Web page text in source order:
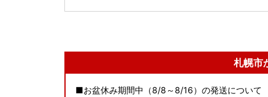
札幌市
■お盆休み期間中（8/8～8/16）の発送について